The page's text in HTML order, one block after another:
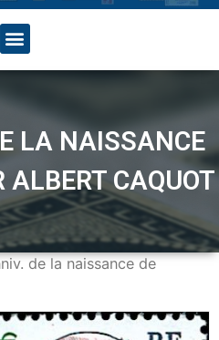
LA NAISSANCE
ALBERT CAQUOT
de la naissance de